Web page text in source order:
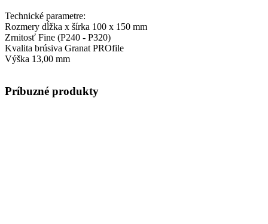
Technické parametre:
Rozmery dĺžka x šírka 100 x 150 mm
Zrnitosť Fine (P240 - P320)
Kvalita brúsiva Granat PROfile
Výška 13,00 mm
Príbuzné produkty